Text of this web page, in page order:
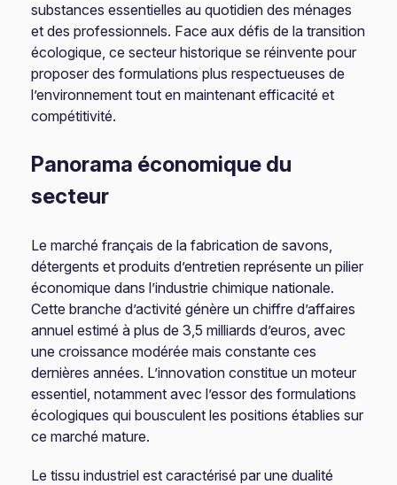
substances essentielles au quotidien des ménages
et des professionnels. Face aux défis de la transition
écologique, ce secteur historique se réinvente pour
proposer des formulations plus respectueuses de
l’environnement tout en maintenant efficacité et
compétitivité.
Panorama économique du
secteur
Le marché français de la fabrication de savons,
détergents et produits d’entretien représente un pilier
économique dans l’industrie chimique nationale.
Cette branche d’activité génère un chiffre d’affaires
annuel estimé à plus de 3,5 milliards d’euros, avec
une croissance modérée mais constante ces
dernières années. L’innovation constitue un moteur
essentiel, notamment avec l’essor des formulations
écologiques qui bousculent les positions établies sur
ce marché mature.
Le tissu industriel est caractérisé par une dualité